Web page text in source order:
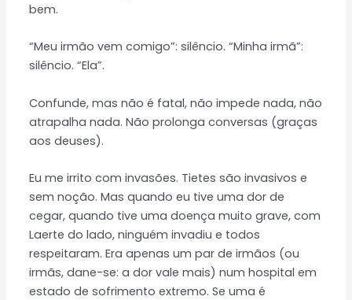
bem.
“Meu irmão vem comigo”: silêncio. “Minha irmã”:
silêncio. “Ela”.
Confunde, mas não é fatal, não impede nada, não
atrapalha nada. Não prolonga conversas (graças
aos deuses).
Eu me irrito com invasões. Tietes são invasivos e
sem noção. Mas quando eu tive uma dor de
cegar, quando tive uma doença muito grave, com
Laerte do lado, ninguém invadiu e todos
respeitaram. Era apenas um par de irmãos (ou
irmãs, dane-se: a dor vale mais) num hospital em
estado de sofrimento extremo. Se uma é